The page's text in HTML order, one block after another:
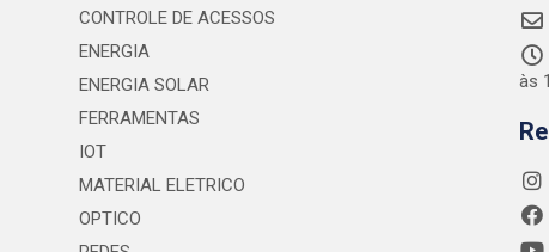
CONTROLE DE ACESSOS
ENERGIA
ENERGIA SOLAR
FERRAMENTAS
IOT
MATERIAL ELETRICO
OPTICO
às